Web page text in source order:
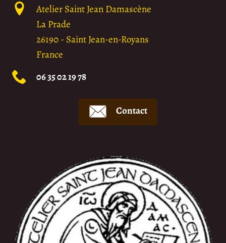
Atelier Saint Jean Damascène
La Prade
26190- Saint Jean-en-Royans
France
06 35 02 19 78
Contact